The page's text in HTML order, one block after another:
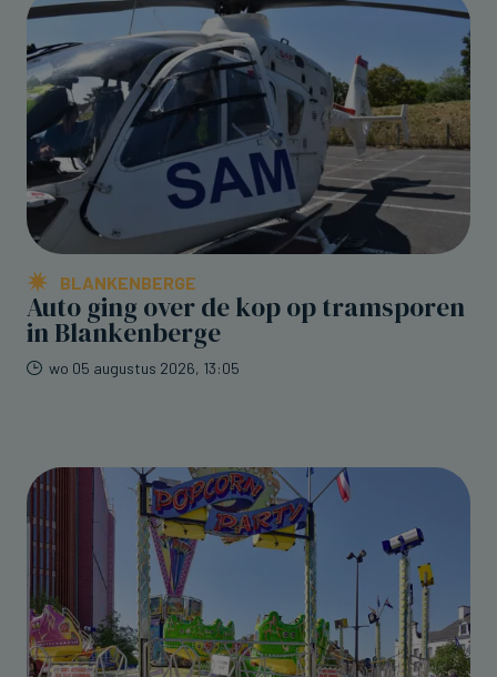
BLANKENBERGE
Auto ging over de kop op tramsporen
in Blankenberge
wo 05 augustus 2026, 13:05